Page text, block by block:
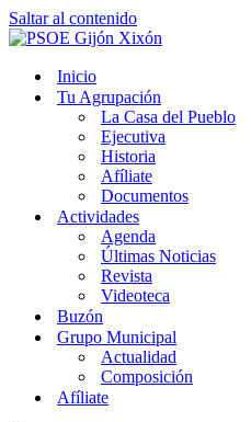
Saltar al contenido
Inicio
Tu Agrupación
La Casa del Pueblo
Ejecutiva
Historia
Afíliate
Documentos
Actividades
Agenda
Últimas Noticias
Revista
Videoteca
Buzón
Grupo Municipal
Actualidad
Composición
Afíliate